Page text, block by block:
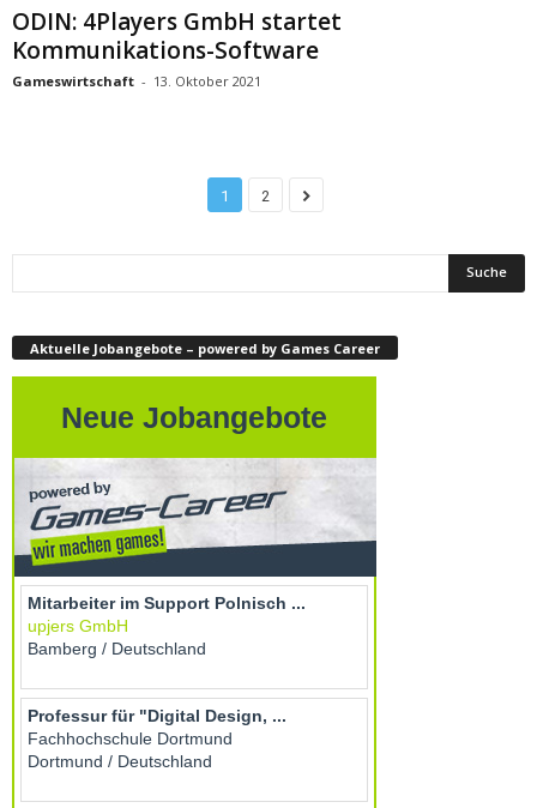
ODIN: 4Players GmbH startet
Kommunikations-Software
Gameswirtschaft - 13. Oktober 2021
1 2
Aktuelle Jobangebote – powered by Games Career